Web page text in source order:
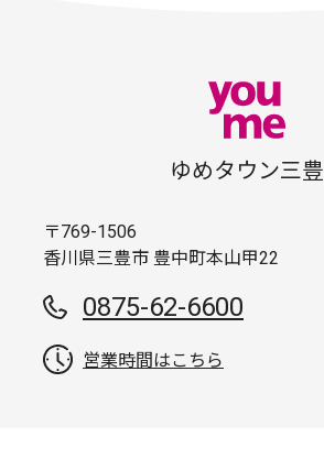
ゆめタウン三豊
〒769-1506
香川県三豊市 豊中町本山甲22
0875-62-6600
営業時間はこちら